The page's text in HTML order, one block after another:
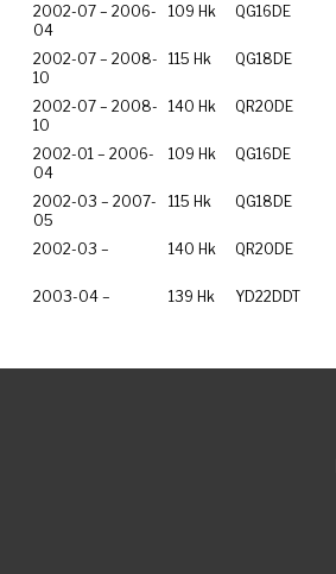
2002-07 – 2006-
04
109 Hk QG16DE
2002-07 – 2008-
10
115 Hk QG18DE
2002-07 – 2008-
10
140 Hk QR20DE
2002-01 – 2006-
04
109 Hk QG16DE
2002-03 – 2007-
05
115 Hk QG18DE
2002-03 – 140 Hk QR20DE
2003-04 – 139 Hk YD22DDT